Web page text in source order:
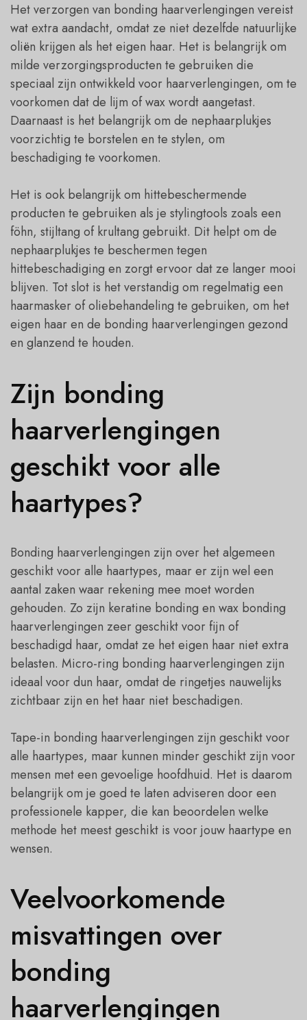
Het verzorgen van bonding haarverlengingen vereist
wat extra aandacht, omdat ze niet dezelfde natuurlijke
oliën krijgen als het eigen haar. Het is belangrijk om
milde verzorgingsproducten te gebruiken die
speciaal zijn ontwikkeld voor haarverlengingen, om te
voorkomen dat de lijm of wax wordt aangetast.
Daarnaast is het belangrijk om de nephaarplukjes
voorzichtig te borstelen en te stylen, om
beschadiging te voorkomen.
Het is ook belangrijk om hittebeschermende
producten te gebruiken als je stylingtools zoals een
föhn, stijltang of krultang gebruikt. Dit helpt om de
nephaarplukjes te beschermen tegen
hittebeschadiging en zorgt ervoor dat ze langer mooi
blijven. Tot slot is het verstandig om regelmatig een
haarmasker of oliebehandeling te gebruiken, om het
eigen haar en de bonding haarverlengingen gezond
en glanzend te houden.
Zijn bonding
haarverlengingen
geschikt voor alle
haartypes?
Bonding haarverlengingen zijn over het algemeen
geschikt voor alle haartypes, maar er zijn wel een
aantal zaken waar rekening mee moet worden
gehouden. Zo zijn keratine bonding en wax bonding
haarverlengingen zeer geschikt voor fijn of
beschadigd haar, omdat ze het eigen haar niet extra
belasten. Micro-ring bonding haarverlengingen zijn
ideaal voor dun haar, omdat de ringetjes nauwelijks
zichtbaar zijn en het haar niet beschadigen.
Tape-in bonding haarverlengingen zijn geschikt voor
alle haartypes, maar kunnen minder geschikt zijn voor
mensen met een gevoelige hoofdhuid. Het is daarom
belangrijk om je goed te laten adviseren door een
professionele kapper, die kan beoordelen welke
methode het meest geschikt is voor jouw haartype en
wensen.
Veelvoorkomende
misvattingen over
bonding
haarverlengingen